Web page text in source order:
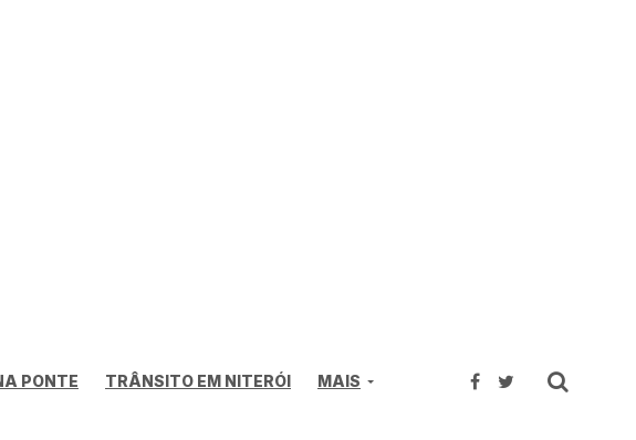
PONTE TRÂNSITO EM NITERÓI MAIS